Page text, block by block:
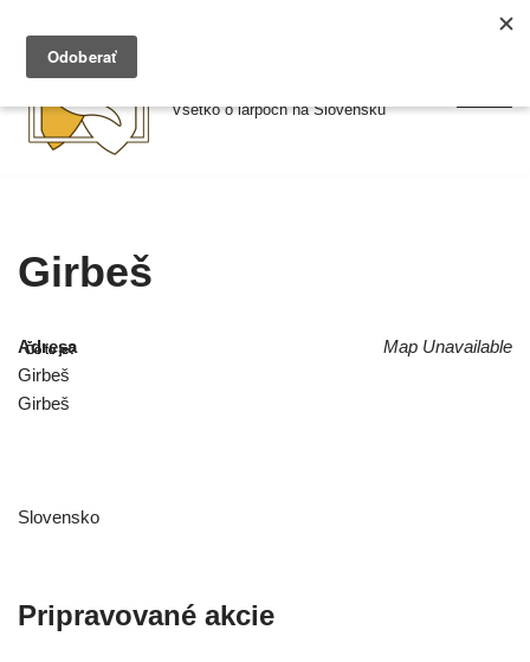
Preskočiť
Všetko o larpoch na Slovensku
Girbeš
Map Unavailable
Adresa
Girbeš
Girbeš
Slovensko
Pripravované akcie